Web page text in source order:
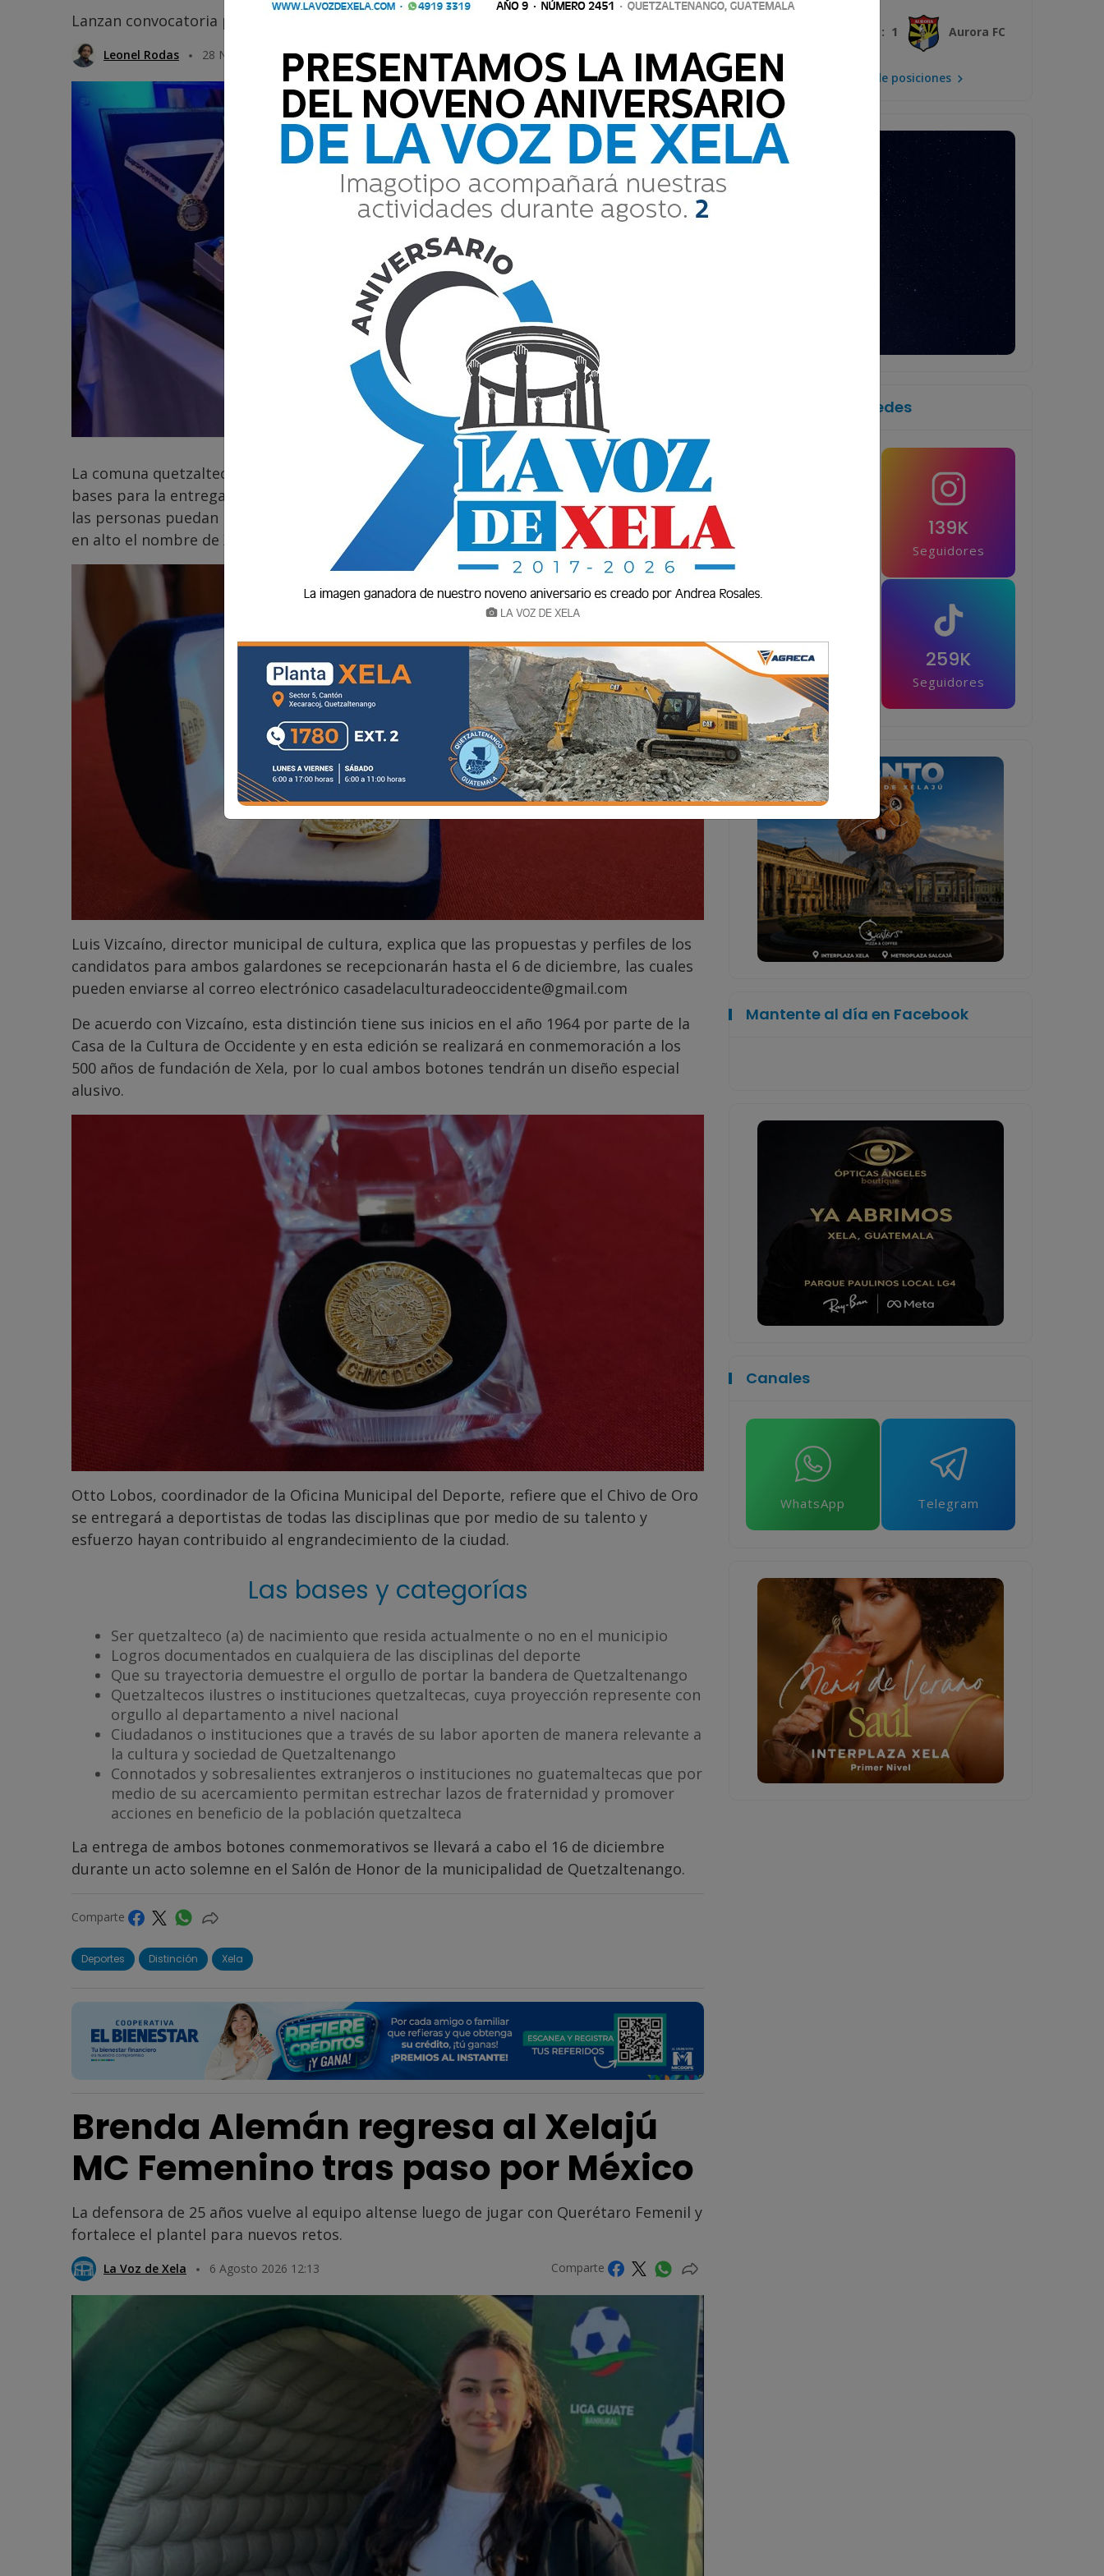
Lanzan convocatoria para los galardones Chivo de Oro y Botón de Oro
Leonel Rodas 28 Noviembre 2024 16:28 Comparte
La comuna quetzalteca, a través de la Dirección Municipal de Cultura, ha hecho oficial las
bases para la entrega este año de las distinciones Chivo de Oro y Botón de Oro para que
las personas puedan postular a personajes, instituciones y deportistas que han puesto
en alto el nombre de Xela a nivel local, nacional e internacional.
Luis Vizcaíno, director municipal de cultura, explica que las propuestas y perfiles de los
candidatos para ambos galardones se recepcionarán hasta el 6 de diciembre, las cuales
pueden enviarse al correo electrónico casadelaculturadeoccidente@gmail.com
De acuerdo con Vizcaíno, esta distinción tiene sus inicios en el año 1964 por parte de la
Casa de la Cultura de Occidente y en esta edición se realizará en conmemoración a los
500 años de fundación de Xela, por lo cual ambos botones tendrán un diseño especial
alusivo.
Otto Lobos, coordinador de la Oficina Municipal del Deporte, refiere que el Chivo de Oro
se entregará a deportistas de todas las disciplinas que por medio de su talento y
esfuerzo hayan contribuido al engrandecimiento de la ciudad.
Las bases y categorías
Ser quetzalteco (a) de nacimiento que resida actualmente o no en el municipio
Logros documentados en cualquiera de las disciplinas del deporte
Que su trayectoria demuestre el orgullo de portar la bandera de Quetzaltenango
Quetzaltecos ilustres o instituciones quetzaltecas, cuya proyección represente con
orgullo al departamento a nivel nacional
Ciudadanos o instituciones que a través de su labor aporten de manera relevante a
la cultura y sociedad de Quetzaltenango
Connotados y sobresalientes extranjeros o instituciones no guatemaltecas que por
medio de su acercamiento permitan estrechar lazos de fraternidad y promover
acciones en beneficio de la población quetzalteca
La entrega de ambos botones conmemorativos se llevará a cabo el 16 de diciembre
durante un acto solemne en el Salón de Honor de la municipalidad de Quetzaltenango.
Comparte
Deportes Distinción Xela
Brenda Alemán regresa al Xelajú
MC Femenino tras paso por México
La defensora de 25 años vuelve al equipo altense luego de jugar con Querétaro Femenil y
fortalece el plantel para nuevos retos.
La Voz de Xela 6 Agosto 2026 12:13 Comparte
3 : 1 Aurora FC
Mira la tabla de posiciones
Síguenos en las redes
139K
Seguidores
42.5K
Seguidores
259K
Seguidores
Mantente al día en Facebook
Canales
WhatsApp Telegram